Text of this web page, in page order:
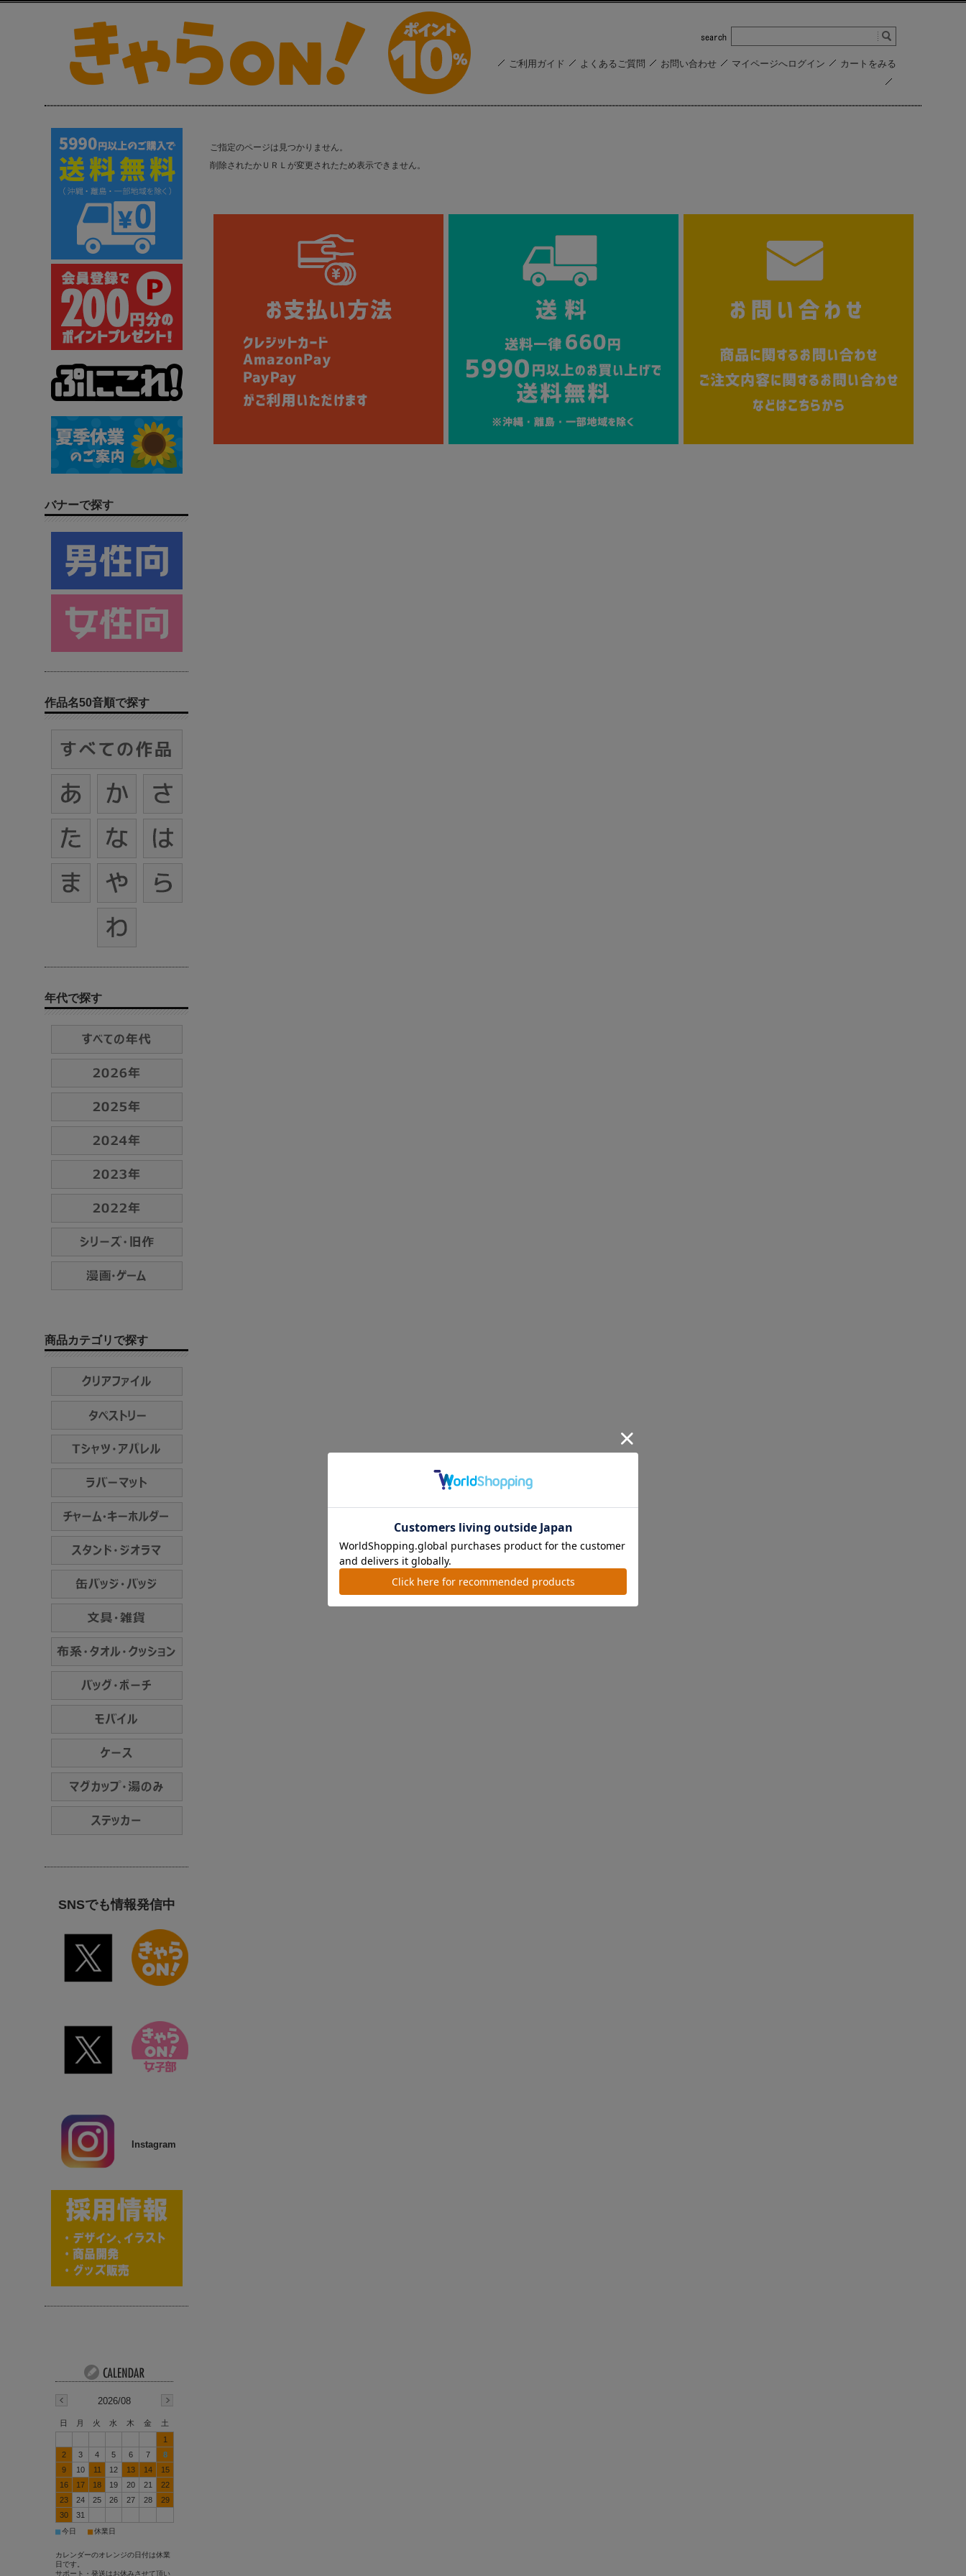
ご利用ガイド よくあるご質問 お問い合わせ マイページへログイン カートをみる
ご指定のページは見つかりません。
削除されたかＵＲＬが変更されたため表示できません。
バナーで探す
作品名50音順で探す
年代で探す
商品カテゴリで探す
SNSでも情報発信中
Instagram
2026/08
日 月 火 水 木 金
土
1
2
3 4 5 6 7
8
9
10 11 12 13 14
15
16
17 18 19 20 21
22
23
24 25 26 27 28
29
30
31
■今日 ■休業日
カレンダーのオレンジの日付は休業
日です。
サポート・発送はお休みさせて頂い